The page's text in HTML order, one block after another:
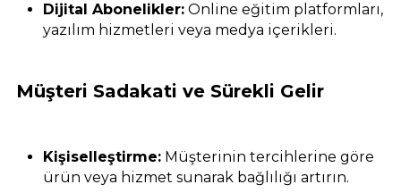
Dijital Abonelikler: Online eğitim platformları,
yazılım hizmetleri veya medya içerikleri.
Müşteri Sadakati ve Sürekli Gelir
Kişiselleştirme: Müşterinin tercihlerine göre
ürün veya hizmet sunarak bağlılığı artırın.